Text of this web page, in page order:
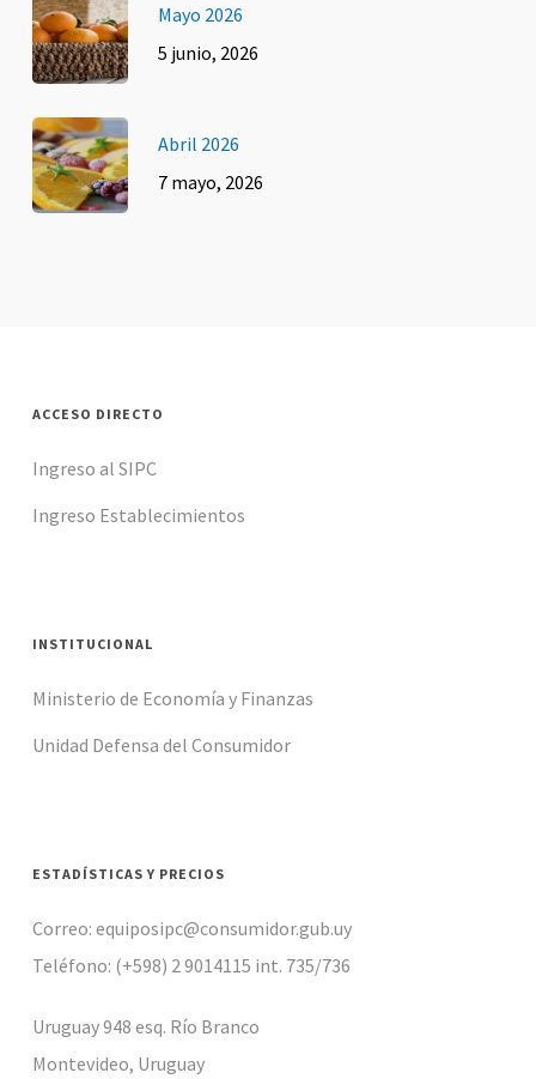
Mayo 2026
5 junio, 2026
Abril 2026
7 mayo, 2026
ACCESO DIRECTO
Ingreso al SIPC
Ingreso Establecimientos
INSTITUCIONAL
Ministerio de Economía y Finanzas
Unidad Defensa del Consumidor
ESTADÍSTICAS Y PRECIOS
Correo: equiposipc@consumidor.gub.uy
Teléfono: (+598) 2 9014115 int. 735/736
Uruguay 948 esq. Río Branco
Montevideo, Uruguay